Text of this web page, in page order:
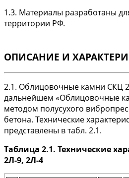
1.3. Материалы разработаны
территории РФ.
ОПИСАНИЕ И
2.1. Облицовочные камни СКЦ
дальнейшем «Облицовочные
методом полусухого
бетона. Технические
представлены в табл. 2.1.
Таблица 2.1. Технические
2Л-9, 2Л-4